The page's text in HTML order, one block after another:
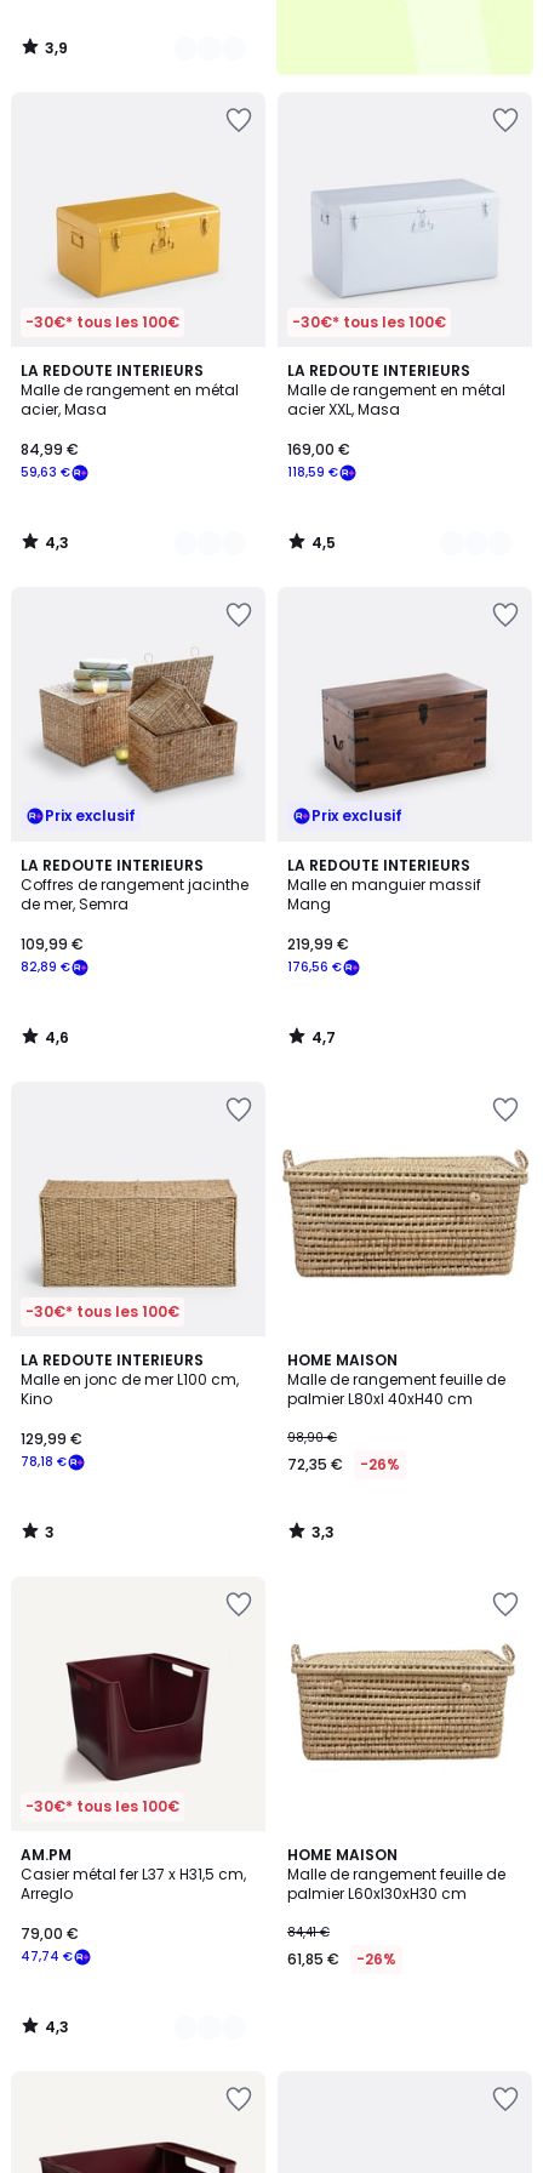
3,9
/
-30€* tous les 100€
LA REDOUTE INTERIEURS
Malle de rangement en métal
acier, Masa
59,63 €
84,99 €
4,3
/ 5
4
Couleurs
4,3
/
-30€* tous les 100€
LA REDOUTE INTERIEURS
Malle de rangement en métal
acier XXL, Masa
118,59 €
169,00 €
4,5
/ 5
5
Couleurs
4,5
/
Prix exclusif
LA REDOUTE INTERIEURS
Coffres de rangement jacinthe
de mer, Semra
82,89 €
109,99 €
4,6
/ 5
4,6
/
Prix exclusif
LA REDOUTE INTERIEURS
Malle en manguier massif
Mang
176,56 €
219,99 €
4,7
/ 5
4,7
/
-30€* tous les 100€
LA REDOUTE INTERIEURS
Malle en jonc de mer L100 cm,
Kino
78,18 €
129,99 €
3
/
5
3
/
HOME MAISON
Malle de rangement feuille de
palmier L80xl 40xH40 cm
98,90 €
72,35 € -26%
3,3
/ 5
3,3
/
-30€* tous les 100€
AM.PM
Casier métal fer L37 x H31,5 cm,
Arreglo
47,74 €
79,00 €
4,3
/ 5
5
Couleurs
4,3
/
HOME MAISON
Malle de rangement feuille de
palmier L60xl30xH30 cm
84,41 €
61,85 € -26%